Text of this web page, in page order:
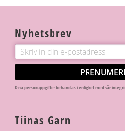
Nyhetsbrev
Dina personuppgifter behandlas i enlighet med vår
Tiinas Garn